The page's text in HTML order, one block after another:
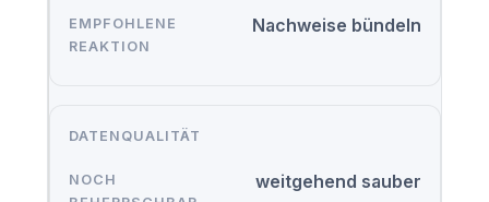
Nachweise bündeln
DATENQUALITÄT
weitgehend sauber